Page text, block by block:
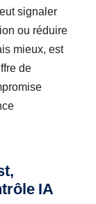
signaler
ou réduire
mieux, est
de
IA